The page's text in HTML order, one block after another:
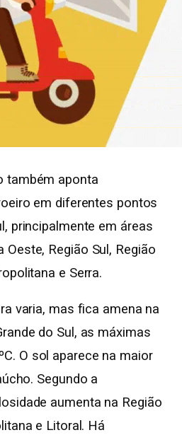
também aponta
em diferentes pontos
principalmente em áreas
Oeste, Região Sul, Região
e Serra.
varia, mas fica amena na
do Sul, as máximas
O sol aparece na maior
Segundo a
aumenta na Região
e Litoral. Há